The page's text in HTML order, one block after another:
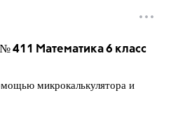
411 Математика 6 класс
микрокалькулятора и